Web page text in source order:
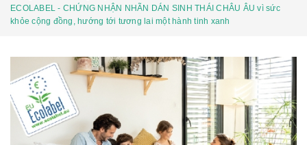
ECOLABEL - CHỨNG NHẬN NHÃN DÁN SINH THÁI CHÂU ÂU vì sức
khỏe cộng đồng, hướng tới tương lai một hành tinh xanh